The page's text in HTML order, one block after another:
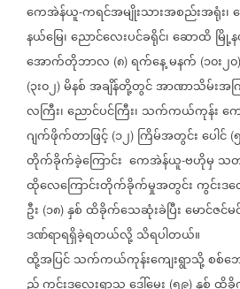
ကေအဲန်ယူ-ကရင်အမျိုးသားအစည်းအရုံး၊
နယ်မြေ၊ညောင်လေးပင်ခရိုင်၊ဆောထိ မြို့
အောက်တိုဘာလ (၈) ရက်နေ့မနက် (၁၀း၂၀)
(၃း၀၂) မိနစ်အချိန်တို့တွင်အာဏာသိမ်းအ
လကြီး၊ညောင်ပင်ကြီး၊ သက်ကယ်ကုန်းက
ဂျက်ဖိုက်တာဖြင့် (၁၂) ကြိမ်အတွင်းပေါင် (
တိုက်ခိုက်ခဲ့ကြောင်း ကေအဲန်ယူ-ဗဟိုမှ သ
ထိုလေကြောင်းတိုက်ခိုက်မှုအတွင်းကွင်းဒ
ဦး (၁၈) နှစ်ထိခိုက်သေဆုံးခဲပြီးမောင်ဇင်
ဒဏ်ရာရရှိခဲ့ရတယ်လို့သိရပါတယ်။
ထို့အပြင်သက်ကယ်ကုန်းကျေးရွာသို့စစ်ဘ
( )